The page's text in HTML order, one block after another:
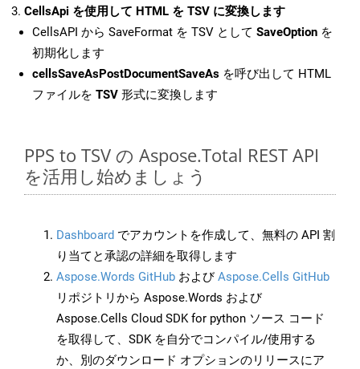
CellsApi を使用して HTML を TSV に変換します
CellsAPI から SaveFormat を TSV として SaveOption を
初期化します
cellsSaveAsPostDocumentSaveAs を呼び出して HTML
ファイルを TSV 形式に変換します
PPS to TSV の Aspose.Total REST API
を活用し始めましょう
Dashboard でアカウントを作成して、無料の API 割
り当てと承認の詳細を取得します
Aspose.Words GitHub およびAspose.Cells GitHub
リポジトリから Aspose.Words および
Aspose.Cells Cloud SDK for python ソース コード
を取得して、SDK を自分でコンパイル/使用する
か、別のダウンロード オプションのリリースにア